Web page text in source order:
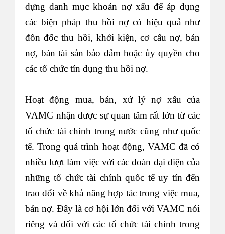
dựng danh mục khoản nợ xấu để áp dụng
các biện pháp thu hồi nợ có hiệu quả như
đôn đốc thu hồi, khởi kiện, cơ cấu nợ, bán
nợ, bán tài sản bảo đảm hoặc ủy quyền cho
các tổ chức tín dụng thu hồi nợ.
Hoạt động mua, bán, xử lý nợ xấu của
VAMC nhận được sự quan tâm rất lớn từ các
tổ chức tài chính trong nước cũng như quốc
tế. Trong quá trình hoạt động, VAMC đã có
nhiều lượt làm việc với các đoàn đại diện của
những tổ chức tài chính quốc tế uy tín đến
trao đổi về khả năng hợp tác trong việc mua,
bán nợ. Đây là cơ hội lớn đối với VAMC nói
riêng và đối với các tổ chức tài chính trong